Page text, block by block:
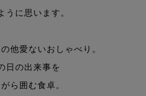
うに思います。
他愛ないおしゃべり。
日の出来事を
ら囲む食卓。